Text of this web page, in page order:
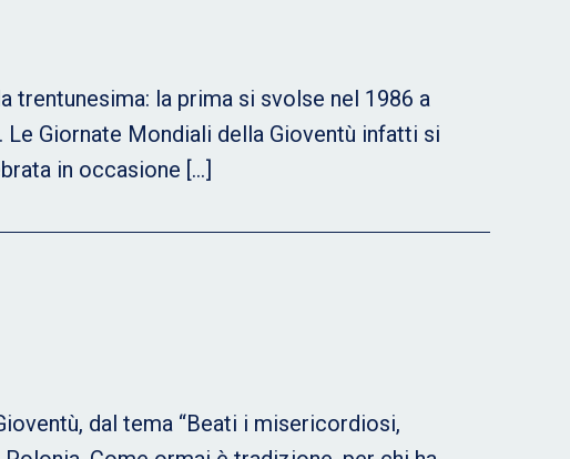
trentunesima: la prima si svolse nel 1986 a
Le Giornate Mondiali della Gioventù infatti si
in occasione […]
dal tema “Beati i misericordiosi,